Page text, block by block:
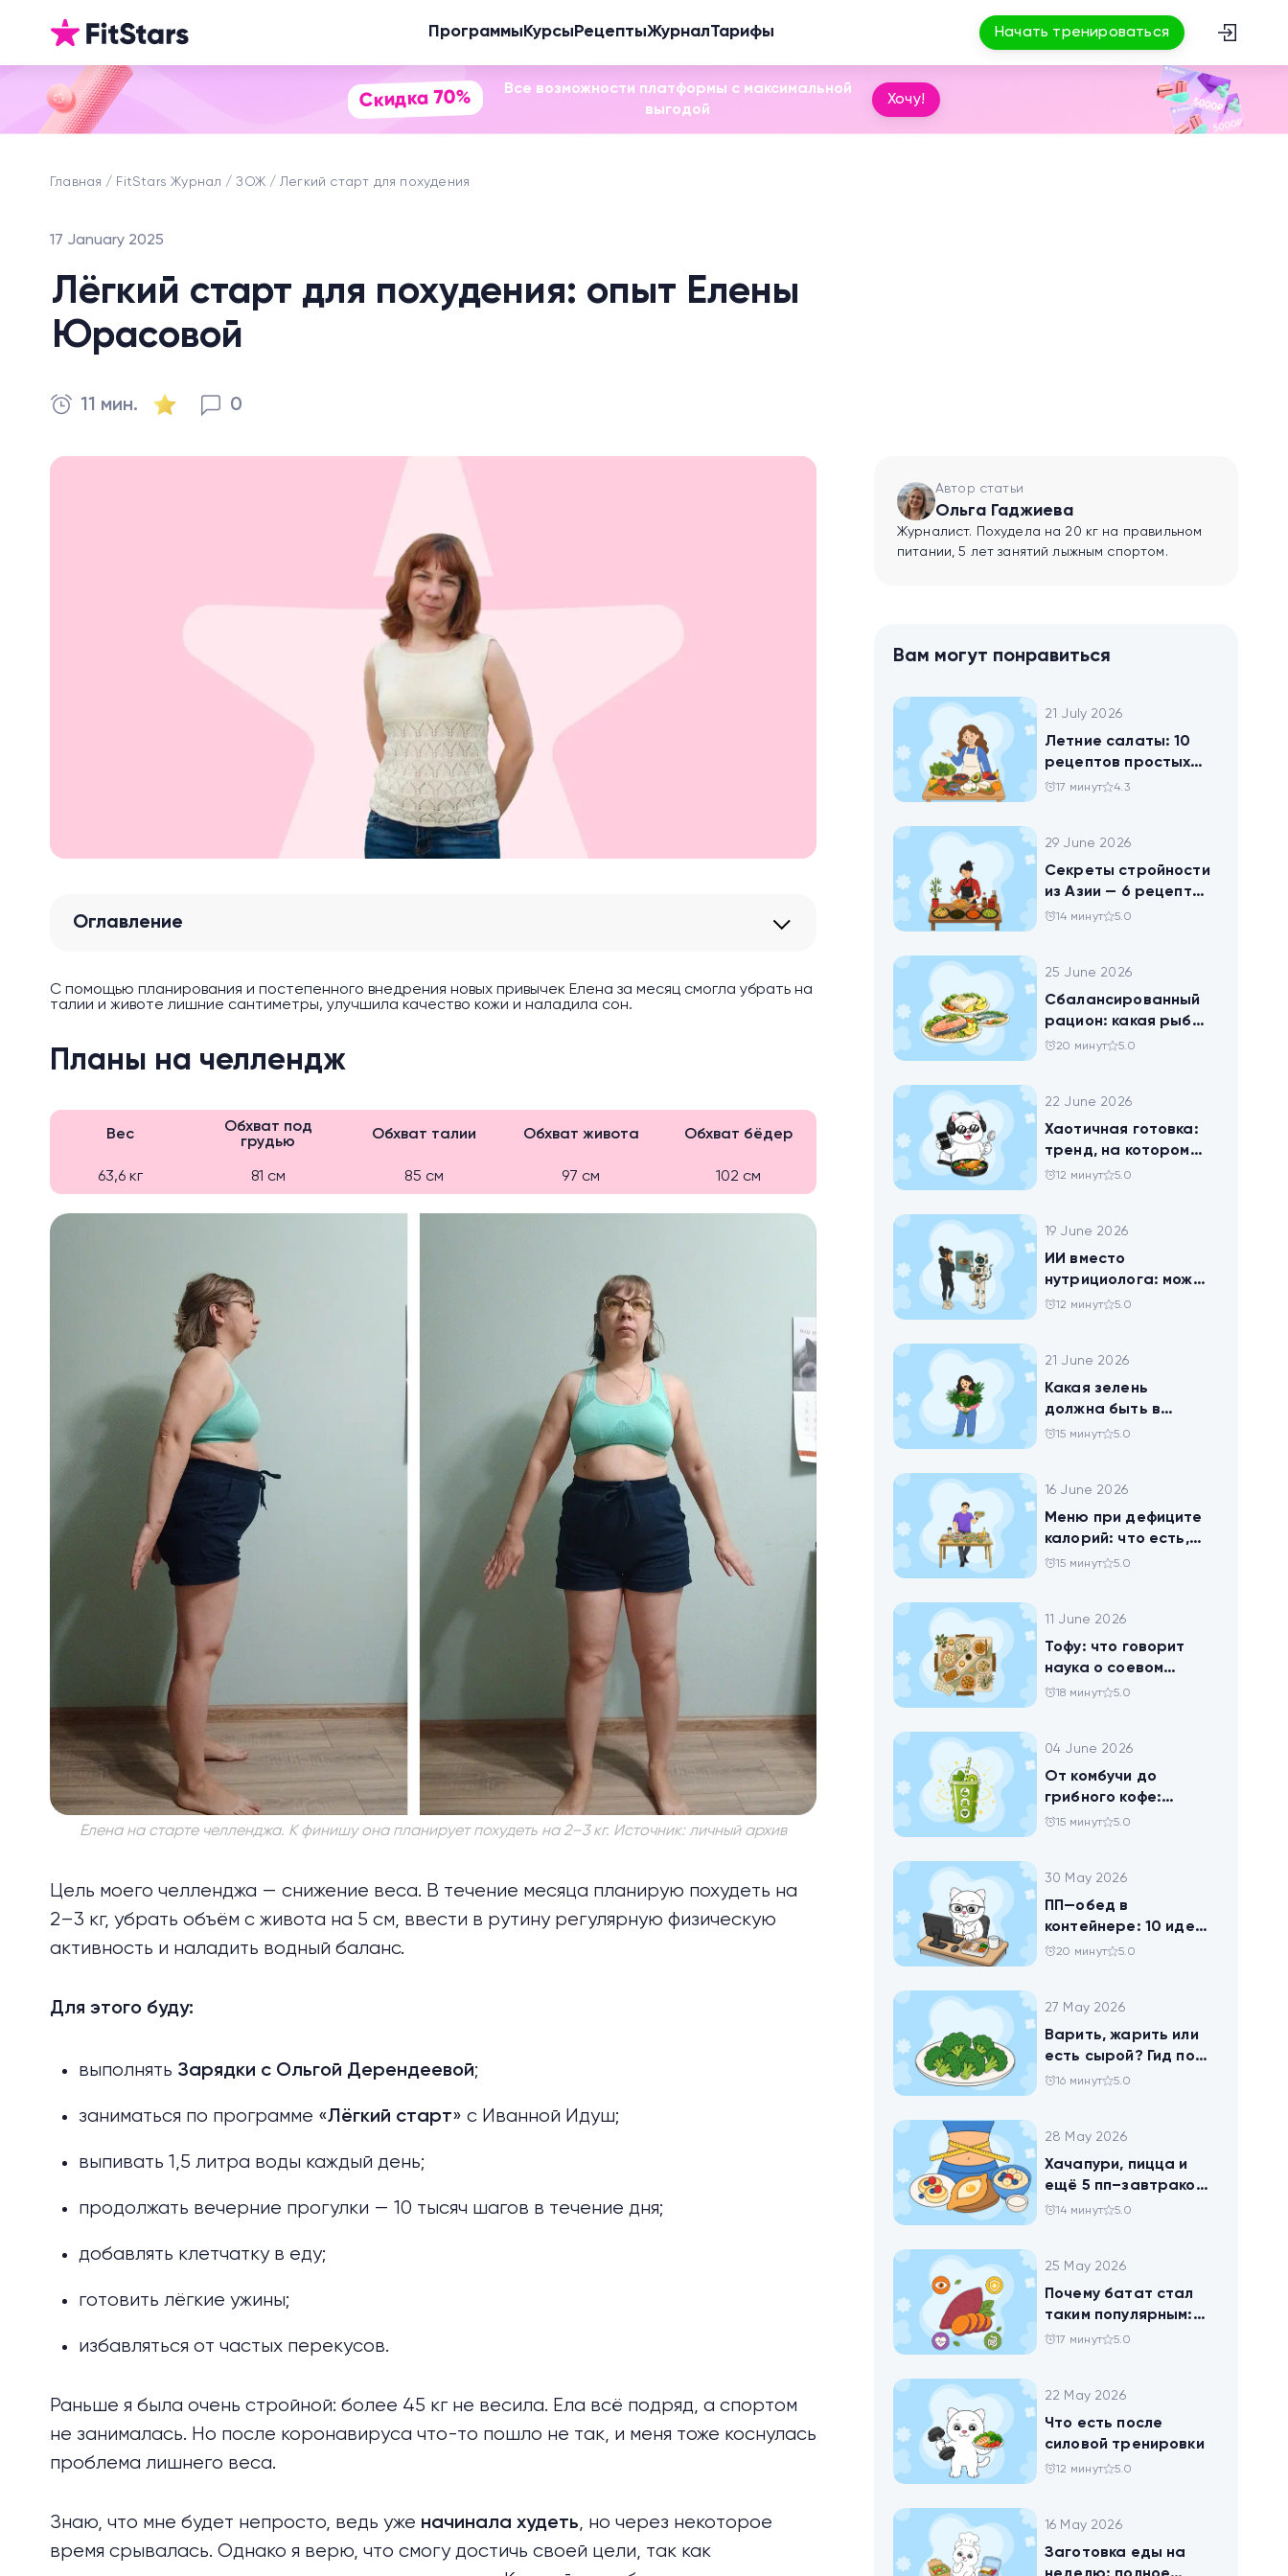
Программы Курсы РецептыЖурналТарифы Начать тренироваться
Скидка 70%
Все возможности платформы с максимальной
выгодой
Хочу!
Главная FitStars Журнал ЗОЖ Легкий старт для похудения
17 January 2025
Лёгкий старт для похудения: опыт Елены
Юрасовой
11 мин. 0
Оглавление
С помощью планирования и постепенного внедрения новых привычек Елена за месяц смогла убрать на
талии и животе лишние сантиметры, улучшила качество кожи и наладила сон.
Планы на челлендж
Вес
Обхват под
грудью
Обхват талии Обхват живота Обхват бёдер
63,6 кг 81 см 85 см 97 см 102 см
Елена на старте челленджа. К финишу она планирует похудеть на 2–3 кг. Источник: личный архив
Цель моего челленджа — снижение веса. В течение месяца планирую похудеть на
2–3 кг, убрать объём с живота на 5 см, ввести в рутину регулярную физическую
активность и наладить водный баланс.
Для этого буду:
выполнять Зарядки с Ольгой Дерендеевой;
заниматься по программе «Лёгкий старт» с Иванной Идуш;
выпивать 1,5 литра воды каждый день;
продолжать вечерние прогулки — 10 тысяч шагов в течение дня;
добавлять клетчатку в еду;
готовить лёгкие ужины;
избавляться от частых перекусов.
Раньше я была очень стройной: более 45 кг не весила. Ела всё подряд, а спортом
не занималась. Но после коронавируса что-то пошло не так, и меня тоже коснулась
проблема лишнего веса.
Знаю, что мне будет непросто, ведь уже начинала худеть, но через некоторое
время срывалась. Однако я верю, что смогу достичь своей цели, так как
Автор статьи
Ольга Гаджиева
Журналист. Похудела на 20 кг на правильном
питании, 5 лет занятий лыжным спортом.
Вам могут понравиться
21 July 2026
Летние салаты: 10
рецептов простых
блюд для будней и
17 минут 4.3
29 June 2026
Секреты стройности
из Азии — 6 рецептов
китайских салатов
14 минут 5.0
25 June 2026
Сбалансированный
рацион: какая рыба
самая полезная
20 минут 5.0
22 June 2026
Хаотичная готовка:
тренд, на котором
похудел весь ТикТок
12 минут 5.0
19 June 2026
ИИ вместо
нутрициолога: можно
ли доверить
12 минут 5.0
21 June 2026
Какая зелень
должна быть в
тарелке
15 минут 5.0
16 June 2026
Меню при дефиците
калорий: что есть,
чтобы худеть
15 минут 5.0
11 June 2026
Тофу: что говорит
наука о соевом
твороге, который
18 минут 5.0
04 June 2026
От комбучи до
грибного кофе:
разбираемся в
15 минут 5.0
30 May 2026
ПП—обед в
контейнере: 10 идей
для офисников,
20 минут 5.0
27 May 2026
Варить, жарить или
есть сырой? Гид по
брокколи
16 минут 5.0
28 May 2026
Хачапури, пицца и
ещё 5 пп–завтраков,
чтобы набрать
14 минут 5.0
25 May 2026
Почему батат стал
таким популярным:
всё о пользе
17 минут 5.0
22 May 2026
Что есть после
силовой тренировки
12 минут 5.0
16 May 2026
Заготовка еды на